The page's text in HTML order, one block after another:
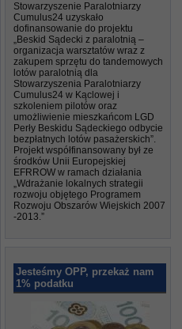
Stowarzyszenie Paralotniarzy
Cumulus24 uzyskało
dofinansowanie do projektu
„Beskid Sądecki z paralotnią –
organizacja warsztatów wraz z
zakupem sprzętu do tandemowych
lotów paralotnią dla
Stowarzyszenia Paralotniarzy
Cumulus24 w Kąclowej i
szkoleniem pilotów oraz
umożliwienie mieszkańcom LGD
Perły Beskidu Sądeckiego odbycie
bezpłatnych lotów pasażerskich”.
Projekt współfinansowany był ze
środków Unii Europejskiej
EFRROW w ramach działania
„Wdrażanie lokalnych strategii
rozwoju objętego Programem
Rozwoju Obszarów Wiejskich 2007
-2013.”
Jesteśmy OPP, przekaż nam
1% podatku